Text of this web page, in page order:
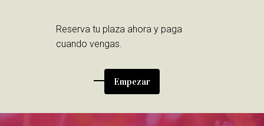
Reserva tu plaza ahora y paga
cuando vengas.
Empezar